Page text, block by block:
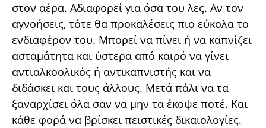
στον αέρα. Αδιαφορεί για όσα του λες. Αν τον
αγνοήσεις, τότε θα προκαλέσεις πιο εύκολα το
ενδιαφέρον του. Μπορεί να πίνει ή να καπνίζει
ασταμάτητα και ύστερα από καιρό να γίνει
αντιαλκοολικός ή αντικαπνιστής και να
διδάσκει και τους άλλους. Μετά πάλι να τα
ξαναρχίσει όλα σαν να μην τα έκοψε ποτέ. Και
κάθε φορά να βρίσκει πειστικές δικαιολογίες.